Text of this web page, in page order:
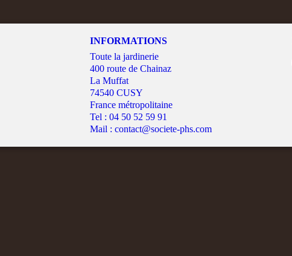
INFORMATIONS
Toute la jardinerie
400 route de Chainaz
La Muffat
74540 CUSY
France métropolitaine
Tel : 04 50 52 59 91
Mail : contact@societe-phs.com